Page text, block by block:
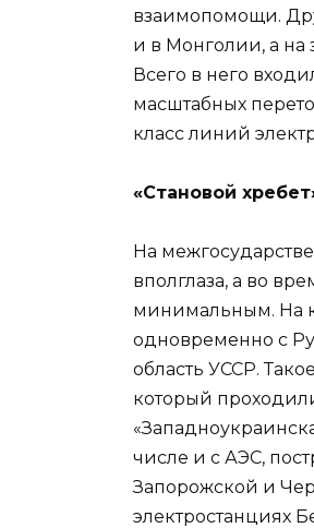
взаимопомощи.
и в Монголии, а на
Всего в него
масштабных
класс линий
«Становой
На
вполглаза, а во
минимальным. На
одновременно с
область УССР.
который
числе и с АЭС,
Запорожской и
электростанциях